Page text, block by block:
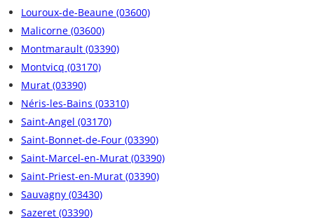
Louroux-de-Beaune (03600)
Malicorne (03600)
Montmarault (03390)
Montvicq (03170)
Murat (03390)
Néris-les-Bains (03310)
Saint-Angel (03170)
Saint-Bonnet-de-Four (03390)
Saint-Marcel-en-Murat (03390)
Saint-Priest-en-Murat (03390)
Sauvagny (03430)
Sazeret (03390)